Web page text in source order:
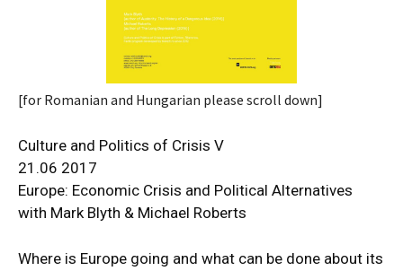
[for Romanian and Hungarian please scroll down]
Culture and Politics of Crisis V
21.06 2017
Europe: Economic Crisis and Political Alternatives
with Mark Blyth & Michael Roberts
Where is Europe going and what can be done about its